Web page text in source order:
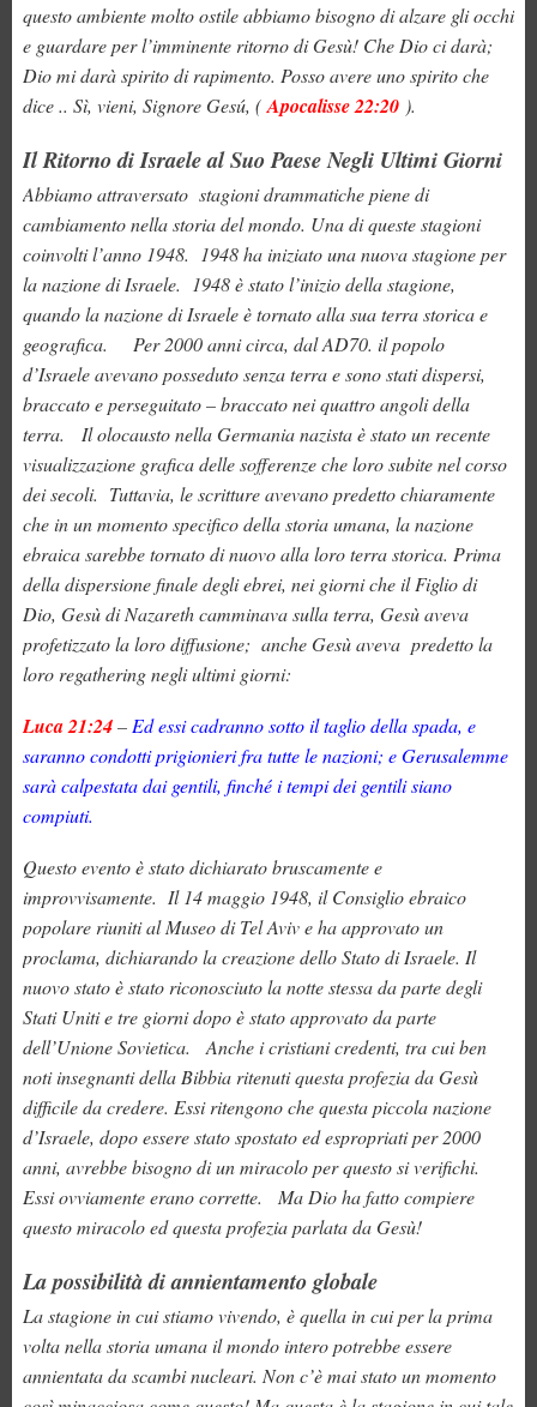
questo ambiente molto ostile abbiamo bisogno di alzare gli occhi
e guardare per l’imminente ritorno di Gesù! Che Dio ci darà;
Dio mi darà spirito di rapimento. Posso avere uno spirito che
dice .. Sì, vieni, Signore Gesú, ( Apocalisse 22:20 ).
Il Ritorno di Israele al Suo Paese Negli Ultimi Giorni
Abbiamo attraversato stagioni drammatiche piene di
cambiamento nella storia del mondo. Una di queste stagioni
coinvolti l’anno 1948. 1948 ha iniziato una nuova stagione per
la nazione di Israele. 1948 è stato l’inizio della stagione,
quando la nazione di Israele è tornato alla sua terra storica e
geografica.
Per 2000 anni circa, dal AD70. il popolo
d’Israele avevano posseduto senza terra e sono stati dispersi,
braccato e perseguitato – braccato nei quattro angoli della
terra. Il olocausto nella Germania nazista è stato un recente
visualizzazione grafica delle sofferenze che loro subite nel corso
dei secoli. Tuttavia, le scritture avevano predetto chiaramente
che in un momento specifico della storia umana, la nazione
ebraica sarebbe tornato di nuovo alla loro terra storica. Prima
della dispersione finale degli ebrei, nei giorni che il Figlio di
Dio, Gesù di Nazareth camminava sulla terra, Gesù aveva
profetizzato la loro diffusione; anche Gesù aveva predetto la
loro regathering negli ultimi giorni:
Luca 21:24 – Ed essi cadranno sotto il taglio della spada, e
saranno condotti prigionieri fra tutte le nazioni; e Gerusalemme
sarà calpestata dai gentili, finché i tempi dei gentili siano
compiuti.
Questo evento è stato dichiarato bruscamente e
improvvisamente. Il 14 maggio 1948, il Consiglio ebraico
popolare riuniti al Museo di Tel Aviv e ha approvato un
proclama, dichiarando la creazione dello Stato di Israele. Il
nuovo stato è stato riconosciuto la notte stessa da parte degli
Stati Uniti e tre giorni dopo è stato approvato da parte
dell’Unione Sovietica. Anche i cristiani credenti, tra cui ben
noti insegnanti della Bibbia ritenuti questa profezia da Gesù
difficile da credere. Essi ritengono che questa piccola nazione
d’Israele, dopo essere stato spostato ed espropriati per 2000
anni, avrebbe bisogno di un miracolo per questo si verifichi.
Essi ovviamente erano corrette. Ma Dio ha fatto compiere
questo miracolo ed questa profezia parlata da Gesù!
La possibilità di annientamento globale
La stagione in cui stiamo vivendo, è quella in cui per la prima
volta nella storia umana il mondo intero potrebbe essere
annientata da scambi nucleari. Non c’è mai stato un momento